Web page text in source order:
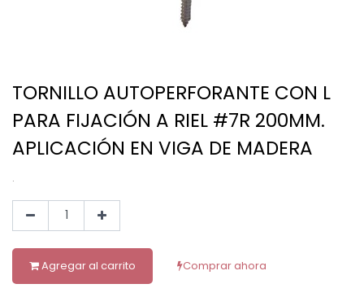
TORNILLO AUTOPERFORANTE CON L
PARA FIJACIÓN A RIEL #7R 200MM.
APLICACIÓN EN VIGA DE MADERA
.
Agregar al carrito Comprar ahora